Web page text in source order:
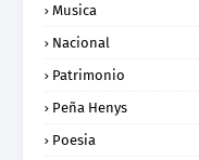
Musica
Nacional
Patrimonio
Peña Henys
Poesia